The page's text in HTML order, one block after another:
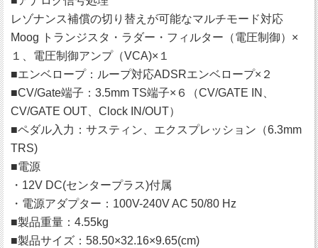
レゾナンス補償の切り替えが可能なマルチモード対応
Moog トランジスタ・ラダー・フィルター（電圧制御）×
１、電圧制御アンプ（VCA)×１
■エンベロープ：ループ対応ADSRエンベロープ×２
■CV/Gate端子：3.5mm TS端子×６（CV/GATE IN、
CV/GATE OUT、Clock IN/OUT）
■ペダル入力：サスティン、エクスプレッション（6.3mm
TRS)
■電源
・12V DC(センタープラス)付属
・電源アダプター：100V-240V AC 50/80 Hz
■製品重量：4.55kg
■製品サイズ：58.50×32.16×9.65(cm)